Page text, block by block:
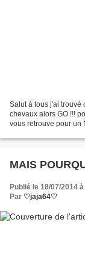
Salut à tous j'ai trouvé
chevaux alors GO !!!
vous retrouve pour un
MAIS
Publié le 18/07/2014
Par ♡jaja64♡